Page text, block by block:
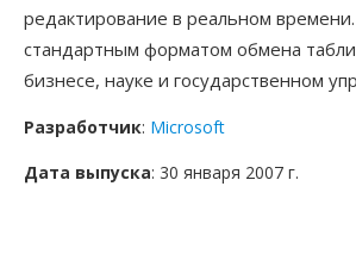
редактирование в реальном времени.
стандартным форматом обмена
бизнесе, науке и государственном
Разработчик: Microsoft
Дата выпуска: 30 января 2007 г.